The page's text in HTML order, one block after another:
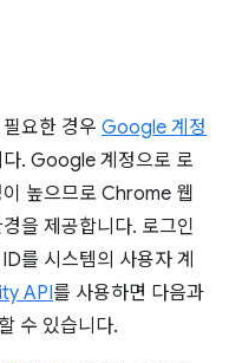
요한 경우 Google 계정
. Google 계정으로 로
높으므로 Chrome 웹
을 제공합니다. 로그인
를 시스템의 사용자 계
API를 사용하면 다음과
수 있습니다.